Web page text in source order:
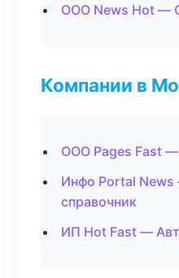
ООО News Hot —
Компании в
ООО Pages Fast
Инфо Portal
справочник
ИП Hot Fast —